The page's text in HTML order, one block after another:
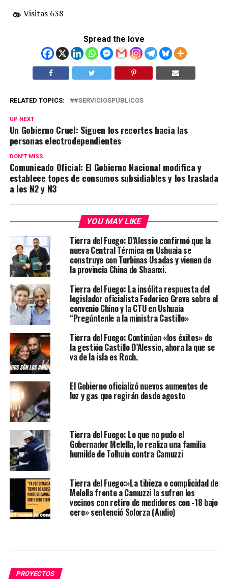
Visitas 638
Spread the love
RELATED TOPICS: #SERVICIOSPÚBLICOS
UP NEXT
Un Gobierno Cruel: Siguen los recortes hacia las
personas electrodependientes
DON'T MISS
Comunicado Oficial: El Gobierno Nacional modifica y
establece topes de consumos subsidiables y los traslada
a los N2 y N3
YOU MAY LIKE
Tierra del Fuego: D’Alessio confirmó que la
nueva Central Térmica en Ushuaia se
construye con Turbinas Usadas y vienen de
la provincia China de Shaanxi.
Tierra del Fuego: La insólita respuesta del
legislador oficialista Federico Greve sobre el
convenio Chino y la CTU en Ushuaia
“Pregúntenle a la ministra Castillo»
Tierra del Fuego: Continúan «los éxitos» de
la gestión Castillo D’Alessio, ahora la que se
va de la isla es Roch.
El Gobierno oficializó nuevos aumentos de
luz y gas que regirán desde agosto
Tierra del Fuego: Lo que no pudo el
Gobernador Melella, lo realiza una familia
humilde de Tolhuin contra Camuzzi
Tierra del Fuego:»La tibieza o complicidad de
Melella frente a Camuzzi la sufren los
vecinos con retiro de medidores con -18 bajo
cero» sentenció Solorza (Audio)
PROYECTOS